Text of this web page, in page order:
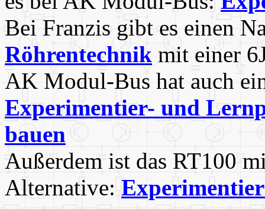
Bei Franzis gibt es einen
Röhrentechnik mit einer
AK Modul-Bus hat auch
Experimentier- und
bauen
Außerdem ist das RT100
Alternative: